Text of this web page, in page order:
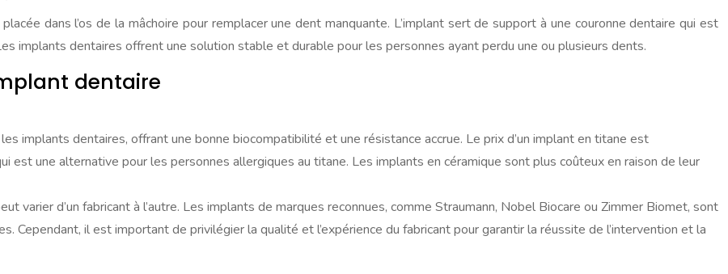
dans l’os de la mâchoire pour remplacer une dent manquante. L’implant sert de support à une couronne dentaire qui est
implants dentaires offrent une solution stable et durable pour les personnes ayant perdu une ou plusieurs dents.
dentaire
implants dentaires, offrant une bonne biocompatibilité et une résistance accrue. Le prix d’un implant en titane est
est une alternative pour les personnes allergiques au titane. Les implants en céramique sont plus coûteux en raison de leur
varier d’un fabricant à l’autre. Les implants de marques reconnues, comme Straumann, Nobel Biocare ou Zimmer Biomet, sont
Cependant, il est important de privilégier la qualité et l’expérience du fabricant pour garantir la réussite de l’intervention et la